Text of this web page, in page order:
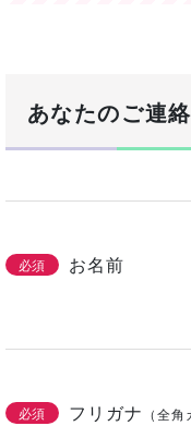
あなたのご連
必須 お名前
必須 フリガナ （全角